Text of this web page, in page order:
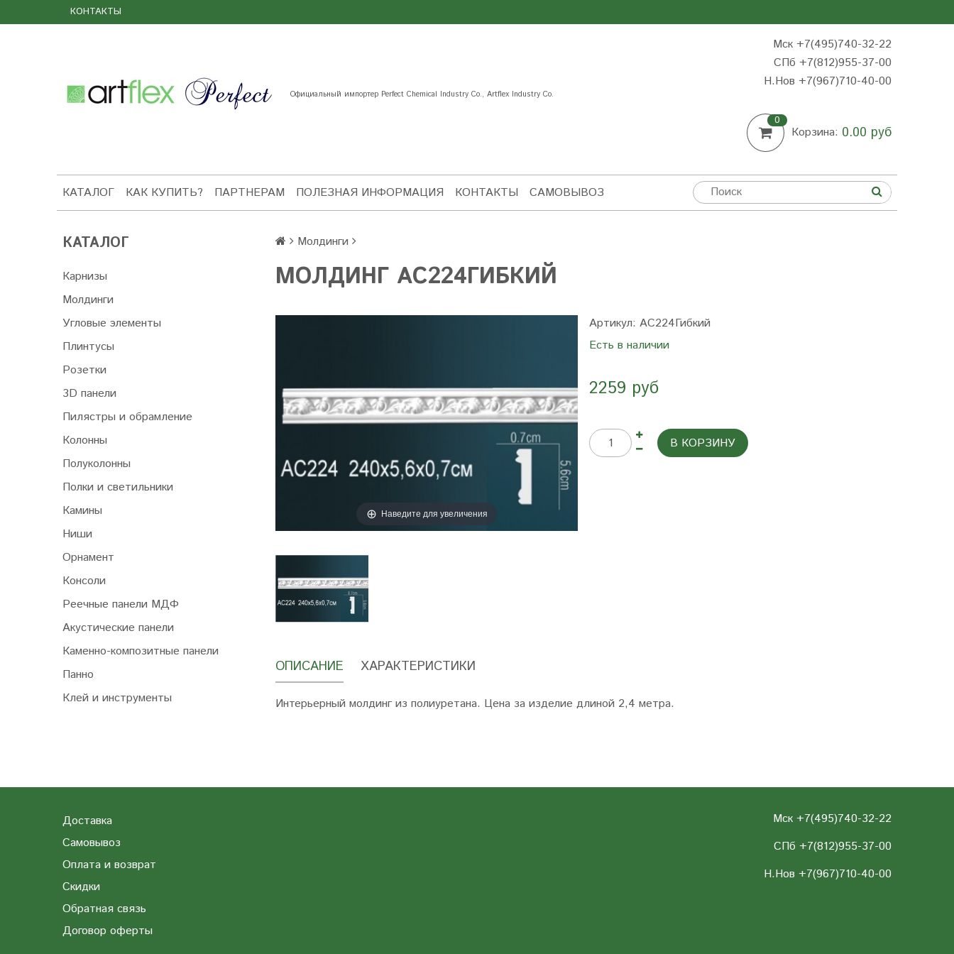
КОНТАКТЫ
Официальный импортер Perfect Chemical Industry Co., Artflex Industry Co.
Мск +7(495)740-32-22
СПб +7(812)955-37-00
Н.Нов +7(967)710-40-00
0
Корзина: 0.00 руб
КАТАЛОГ КАК КУПИТЬ? ПАРТНЕРАМ ПОЛЕЗНАЯ ИНФОРМАЦИЯ КОНТАКТЫ САМОВЫВОЗ
КАТАЛОГ
Карнизы
Молдинги
Угловые элементы
Плинтусы
Розетки
3D панели
Пилястры и обрамление
Колонны
Полуколонны
Полки и светильники
Камины
Ниши
Орнамент
Консоли
Реечные панели МДФ
Акустические панели
Каменно-композитные панели
Панно
Клей и инструменты
Молдинги
МОЛДИНГ AC224ГИБКИЙ
Наведите для увеличения
Артикул: AC224Гибкий
Есть в наличии
2259 руб
В КОРЗИНУ
ОПИСАНИЕ ХАРАКТЕРИСТИКИ
Интерьерный молдинг из полиуретана. Цена за изделие длиной 2,4 метра.
Доставка
Самовывоз
Оплата и возврат
Скидки
Обратная связь
Договор оферты
Мск +7(495)740-32-22
СПб +7(812)955-37-00
Н.Нов +7(967)710-40-00